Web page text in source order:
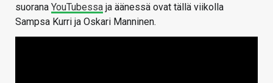
suorana YouTubessa ja äänessä ovat tällä viikolla
Sampsa Kurri ja Oskari Manninen.